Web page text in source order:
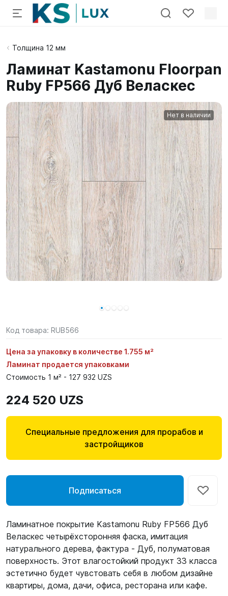
Толщина 12 мм
Ламинат Kastamonu Floorpan
Ruby FP566 Дуб Веласкес
Нет в наличии
Код товара: RUB566
Цена за упаковку в количестве 1.755 м²
Ламинат продается упаковками
Стоимость 1 м² - 127 932 UZS
224 520 UZS
Специальные предложения для прорабов и
застройщиков
Подписаться
Ламинатное покрытие Kastamonu Ruby FP566 Дуб
Веласкес четырёхсторонняя фаска, имитация
натурального дерева, фактура - Дуб, полуматовая
поверхность. Этот влагостойкий продукт 33 класса
эстетично будет чувстовать себя в любом дизайне
квартиры, дома, дачи, офиса, ресторана или кафе.